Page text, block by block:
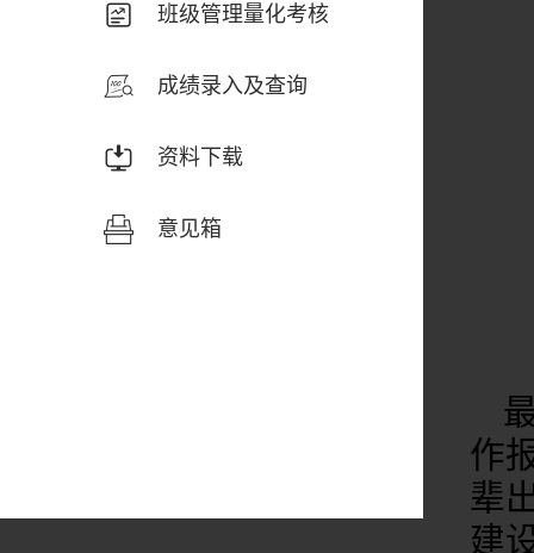
班级管理量化考核
成绩录入及查询
资料下载
意见箱
作
辈
建